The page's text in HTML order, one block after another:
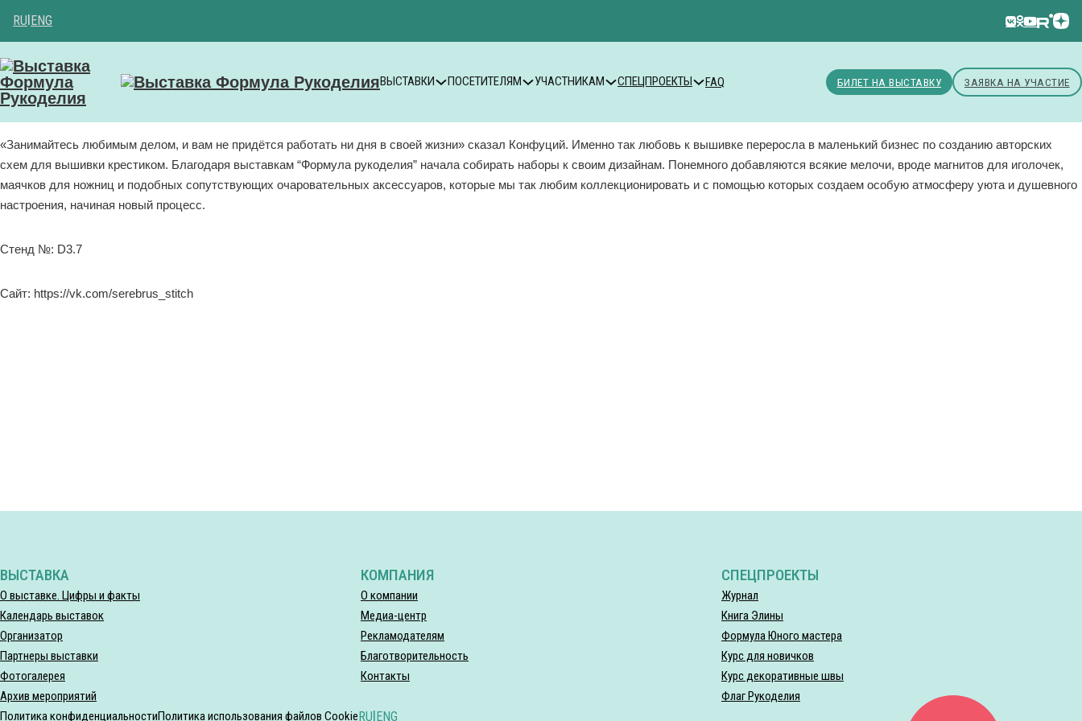
RU ENG
ВЫСТАВКИ ПОСЕТИТЕЛЯМ УЧАСТНИКАМ СПЕЦПРОЕКТЫ FAQ БИЛЕТ НА ВЫСТАВКУ ЗАЯВКА НА УЧАСТИЕ
«Занимайтесь любимым делом, и вам не придётся работать ни дня в своей жизни» сказал Конфуций. Именно так любовь к вышивке переросла в маленький бизнес по созданию авторских
схем для вышивки крестиком. Благодаря выставкам “Формула рукоделия” начала собирать наборы к своим дизайнам. Понемного добавляются всякие мелочи, вроде магнитов для иголочек,
маячков для ножниц и подобных сопутствующих очаровательных аксессуаров, которые мы так любим коллекционировать и с помощью которых создаем особую атмосферу уюта и душевного
настроения, начиная новый процесс.
Стенд №: D3.7
Сайт: https://vk.com/serebrus_stitch
ВЫСТАВКА
О выставке. Цифры и факты
Календарь выставок
Организатор
Партнеры выставки
Фотогалерея
Архив мероприятий
КОМПАНИЯ
О компании
Медиа-центр
Рекламодателям
Благотворительность
Контакты
СПЕЦПРОЕКТЫ
Журнал
Книга Элины
Формула Юного мастера
Курс для новичков
Курс декоративные швы
Флаг Рукоделия
Политика конфиденциальностиПолитика использования файлов CookieRU|ENG